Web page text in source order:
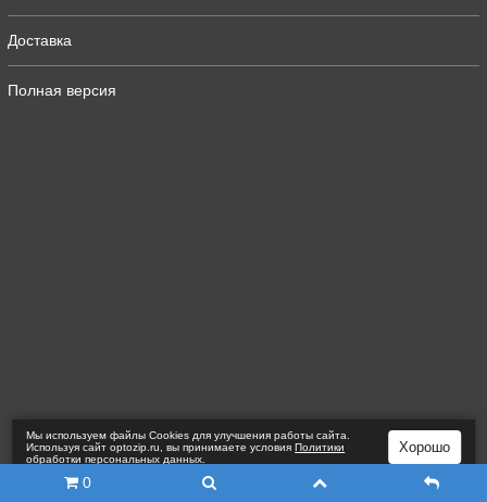
Доставка
Полная версия
0
Мы используем файлы Сookies для улучшения работы сайта.
Используя сайт optozip.ru, вы принимаете условияПолитики
обработки персональных данных
Хорошо